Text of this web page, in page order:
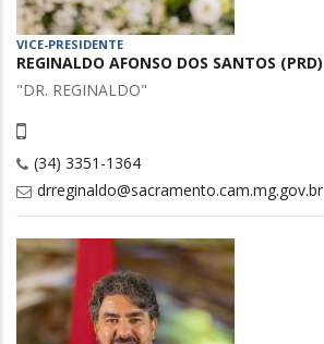
VICE-PRESIDENTE
REGINALDO AFONSO DOS SANTOS (PRD)
"DR. REGINALDO"
(34) 3351-1364
drreginaldo@sacramento.cam.mg.gov.br